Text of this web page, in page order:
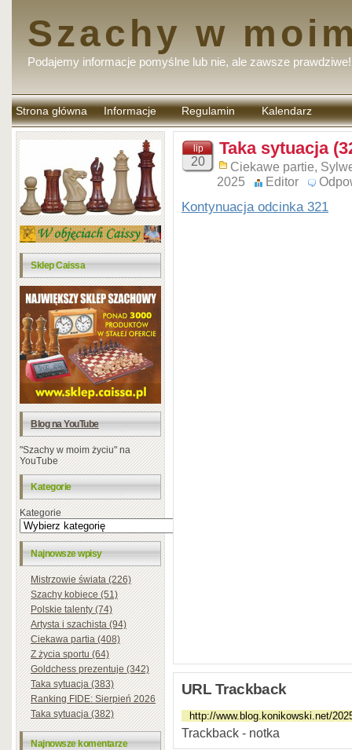
Szachy w
Podajemy informacje pomyślne lub nie, ale zawsze prawdziwe!
Strona główna Informacje Regulamin
komentarzy
Kalendarz
Sklep Caissa
Blog na YouTube
"Szachy w moim życiu" na
YouTube
Kategorie
Kategorie
Najnowsze wpisy
Mistrzowie świata (226)
Szachy kobiece (51)
Polskie talenty (74)
Artysta i szachista (94)
Ciekawa partia (408)
Z życia sportu (64)
Goldchess prezentuje (342)
Taka sytuacja (383)
Ranking FIDE: Sierpień 2026
Taka sytuacja (382)
Najnowsze komentarze
lip
20
Taka sytuacja
Ciekawe partie,
2025
Editor
Kontynuacja odcinka 321
URL Trackback
Trackback - notka